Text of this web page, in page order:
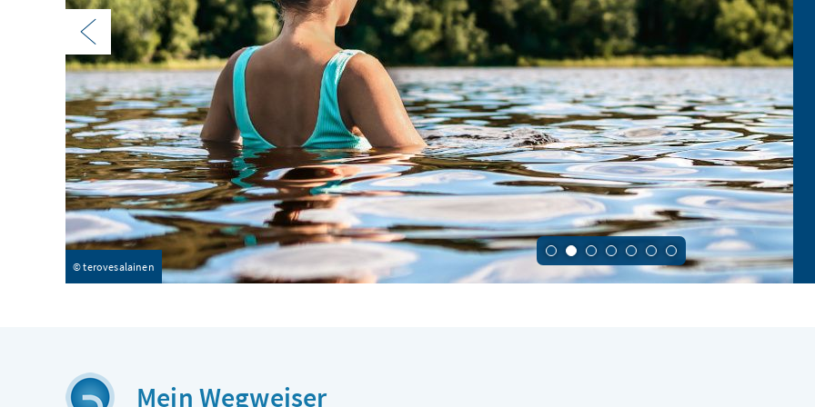
Voriges Element im Karussell
© terovesalainen
Mein Wegweiser